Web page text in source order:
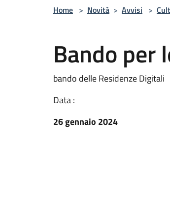
Home > Novità > Avvisi >
Bando per
bando delle Residenze Digitali
Data :
26 gennaio 2024